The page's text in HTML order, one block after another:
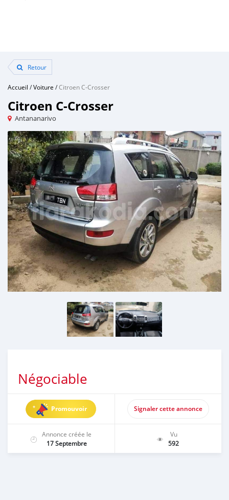
Retour
Accueil /Voiture /Citroen C-Crosser
Citroen C-Crosser
Antananarivo
Négociable
Promouvoir Signaler cette annonce
Annonce créée le
17 Septembre
Vu
592